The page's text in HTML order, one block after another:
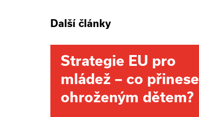
Další články
Strategie EU pro
mládež – co přinese
ohroženým dětem?